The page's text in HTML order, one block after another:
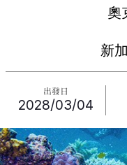
奧
新
出發日
2028/03/04